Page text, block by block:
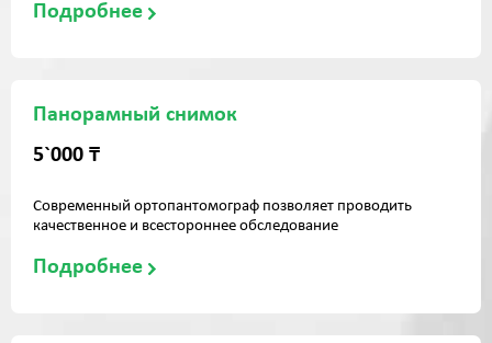
Подробнее
Панорамный снимок
5`000 ₸
Современный ортопантомограф позволяет проводить
качественное и всестороннее обследование
Подробнее